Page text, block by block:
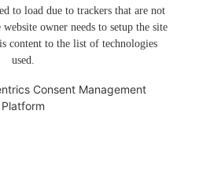
to load due to trackers that are not
owner needs to setup the site
content to the list of technologies
used.
Consent Management
Platform